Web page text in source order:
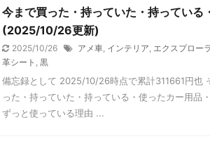
今まで買った・持っていた・持っている
(2025/10/26更新)
2025/10/26 アメ車, インテリア, エクスプロー
革シート , 黒
備忘録として 2025/10/26時点で累計311661円也
った・持っていた・持っている・使ったカー用品
ずっと使っている理由 ...
ReadMore